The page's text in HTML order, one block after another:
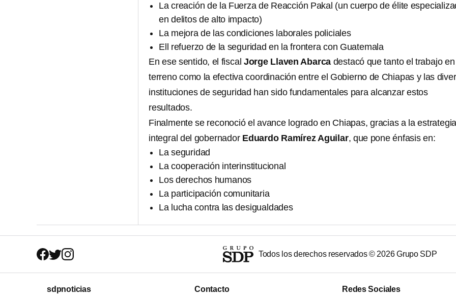
La creación de la Fuerza de Reacción Pakal (un cuerpo de élite
en delitos de alto impacto)
La mejora de las condiciones laborales policiales
Ell refuerzo de la seguridad en la frontera con Guatemala
En ese sentido, el fiscal Jorge Llaven Abarca destacó que tanto el trabajo
terreno como la efectiva coordinación entre el Gobierno de Chiapas y las
instituciones de seguridad han sido fundamentales para alcanzar estos
resultados.
Finalmente se reconoció el avance logrado en Chiapas, gracias a la
integral del gobernador Eduardo Ramírez Aguilar, que pone énfasis en:
La seguridad
La cooperación interinstitucional
Los derechos humanos
La participación comunitaria
La lucha contra las desigualdades
Todos los derechos reservados © 2026Grupo SDP
sdpnoticias Contacto Redes Sociales